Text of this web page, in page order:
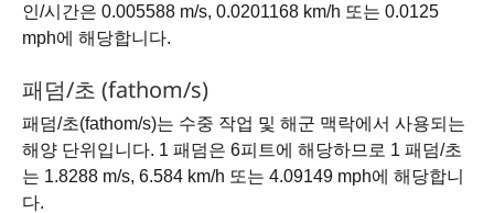
인/시간은 0.005588 m/s, 0.0201168 km/h 또는 0.0125
mph에 해당합니다.
패덤/초 (fathom/s)
패덤/초(fathom/s)는 수중 작업 및 해군 맥락에서 사용되는
해양 단위입니다. 1 패덤은 6피트에 해당하므로 1 패덤/초
는 1.8288 m/s, 6.584 km/h 또는 4.09149 mph에 해당합니
다.